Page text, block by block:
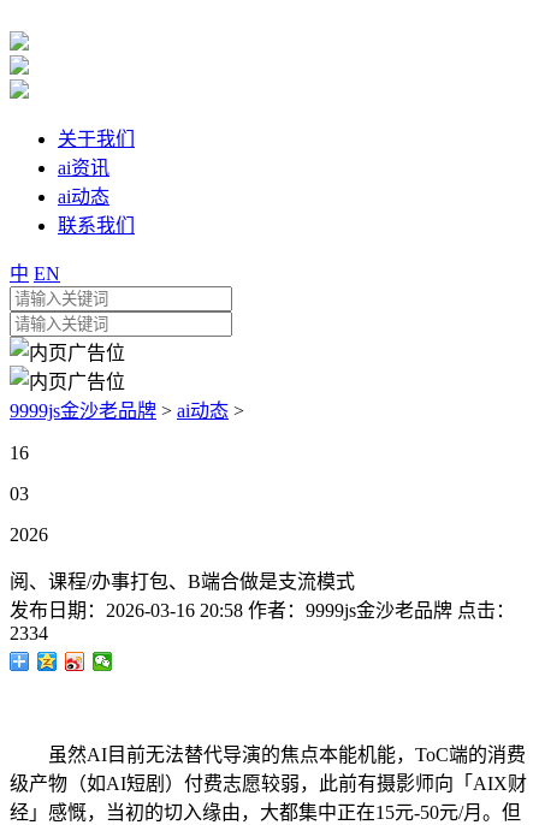
关于我们
ai资讯
ai动态
联系我们
中 EN
9999js金沙老品牌 > ai动态 >
16
03
2026
阅、课程/办事打包、B端合做是支流模式
发布日期： 2026-03-16 20:58 作者： 9999js金沙老品牌 点击：
2334
虽然AI目前无法替代导演的焦点本能机能，ToC端的消费
级产物（如AI短剧）付费志愿较弱，此前有摄影师向「AIX财
经」感慨，当初的切入缘由，大都集中正在15元-50元/月。但